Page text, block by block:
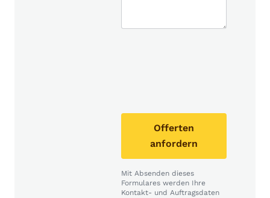
Offerten
anfordern
Mit Absenden dieses
Formulares werden Ihre
Kontakt- und Auftragsdaten